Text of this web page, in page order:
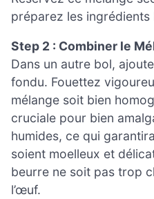
préparez les ingrédients
Step 2 : Combiner le
Dans un autre bol,
fondu. Fouettez
mélange soit bien
cruciale pour bien
humides, ce qui
soient moelleux et
beurre ne soit pas trop
l’œuf.